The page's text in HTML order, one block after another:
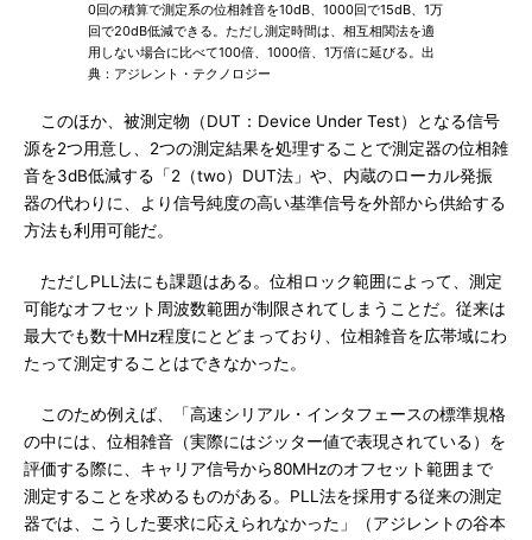
0回の積算で測定系の位相雑音を10dB、1000回で15dB、1万
回で20dB低減できる。ただし測定時間は、相互相関法を適
用しない場合に比べて100倍、1000倍、1万倍に延びる。出
典：アジレント・テクノロジー
このほか、被測定物（DUT：Device Under Test）となる信号
源を2つ用意し、2つの測定結果を処理することで測定器の位相雑
音を3dB低減する「2（two）DUT法」や、内蔵のローカル発振
器の代わりに、より信号純度の高い基準信号を外部から供給する
方法も利用可能だ。
ただしPLL法にも課題はある。位相ロック範囲によって、測定
可能なオフセット周波数範囲が制限されてしまうことだ。従来は
最大でも数十MHz程度にとどまっており、位相雑音を広帯域にわ
たって測定することはできなかった。
このため例えば、「高速シリアル・インタフェースの標準規格
の中には、位相雑音（実際にはジッター値で表現されている）を
評価する際に、キャリア信号から80MHzのオフセット範囲まで
測定することを求めるものがある。PLL法を採用する従来の測定
器では、こうした要求に応えられなかった」（アジレントの谷本